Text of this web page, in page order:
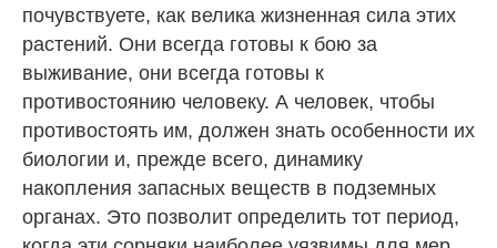
почувствуете, как велика жизненная сила этих
растений. Они всегда готовы к бою за
выживание, они всегда готовы к
противостоянию человеку. А человек, чтобы
противостоять им, должен знать особенности их
биологии и, прежде всего, динамику
накопления запасных веществ в подземных
органах. Это позволит определить тот период,